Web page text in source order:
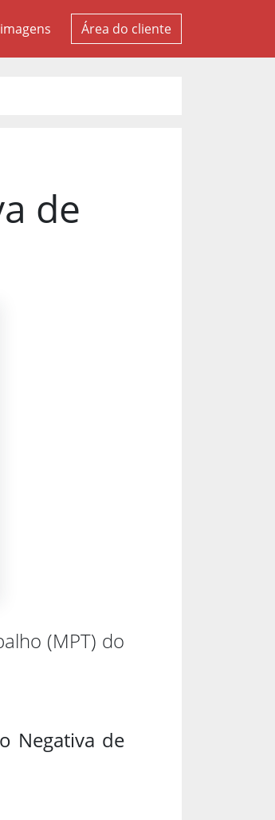
Área do cliente
de
(MPT) do
Negativa de